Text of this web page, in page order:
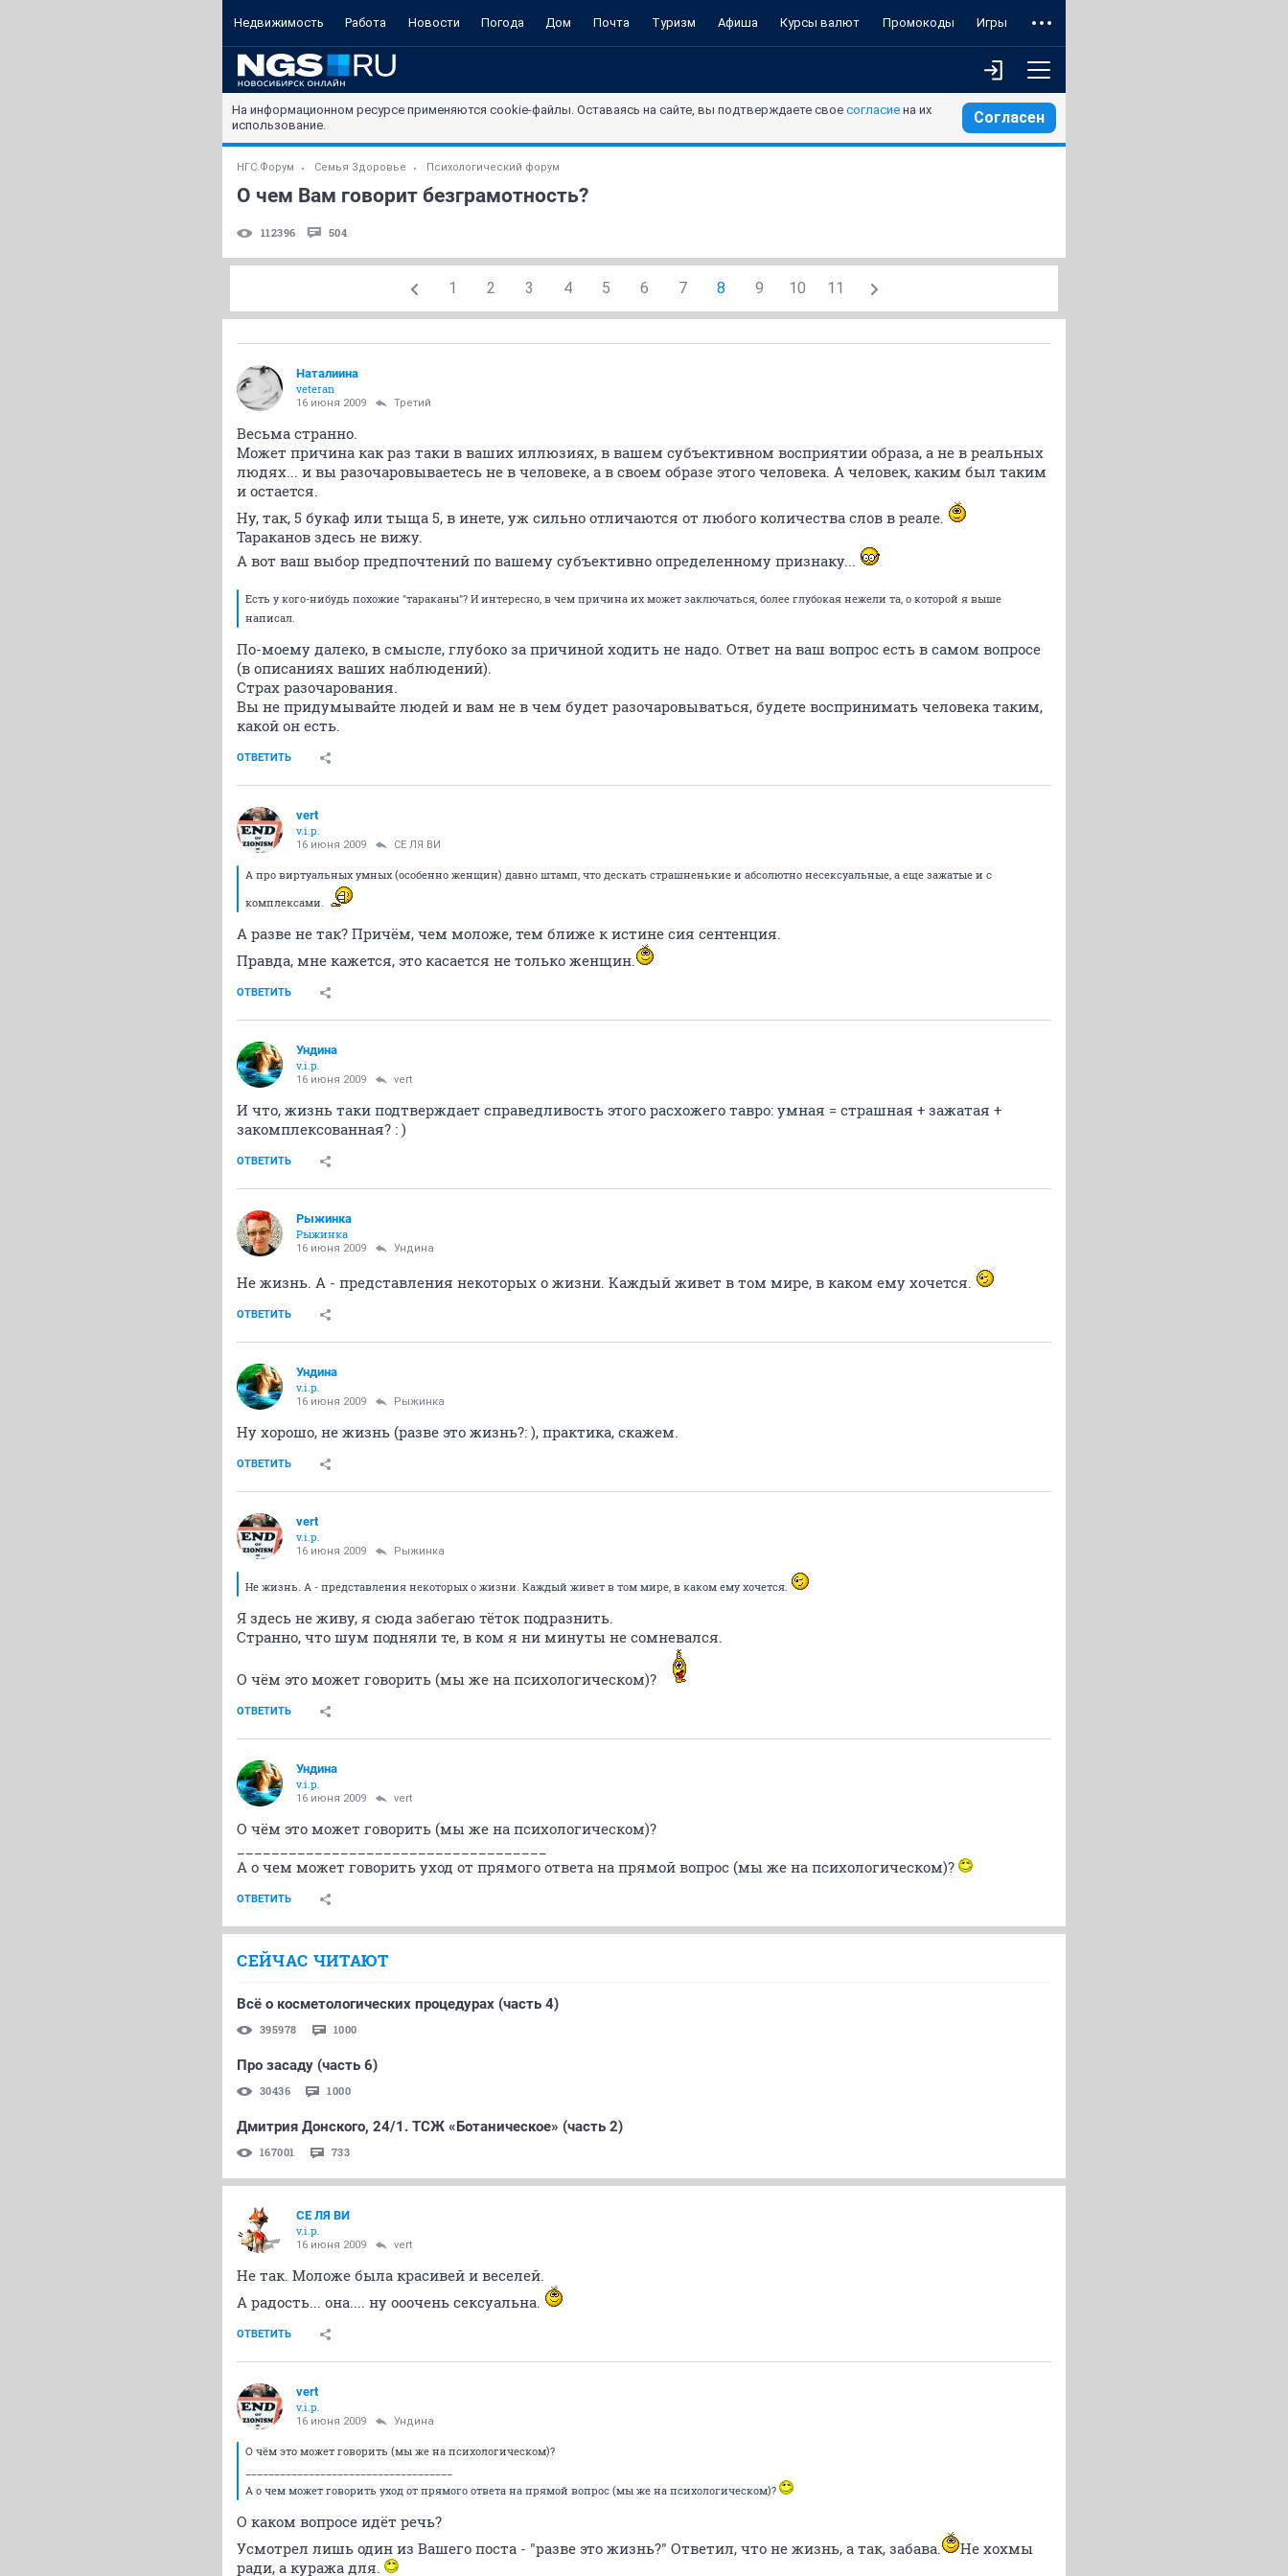
Недвижимость Работа Новости Погода Дом Почта Туризм Афиша Курсы валют Промокоды Игры
На информационном ресурсе применяются cookie-файлы. Оставаясь на сайте, вы подтверждаете свое согласие на их
использование.
Согласен
НГС.Форум Семья Здоровье Психологический форум
О чем Вам говорит безграмотность?
112396 504
1 2 3 4 5 6 7 8 9 10 11
Наталиина
veteran
16 июня 2009 Третий
Весьма странно.
Может причина как раз таки в ваших иллюзиях, в вашем субъективном восприятии образа, а не в реальных
людях... и вы разочаровываетесь не в человеке, а в своем образе этого человека. А человек, каким был таким
и остается.
Ну, так, 5 букаф или тыща 5, в инете, уж сильно отличаются от любого количества слов в реале.
Тараканов здесь не вижу.
А вот ваш выбор предпочтений по вашему субъективно определенному признаку...
Есть у кого-нибудь похожие "тараканы"? И интересно, в чем причина их может заключаться, более глубокая нежели та, о которой я выше
написал.
По-моему далеко, в смысле, глубоко за причиной ходить не надо. Ответ на ваш вопрос есть в самом вопросе
(в описаниях ваших наблюдений).
Страх разочарования.
Вы не придумывайте людей и вам не в чем будет разочаровываться, будете воспринимать человека таким,
какой он есть.
ОТВЕТИТЬ
vert
v.i.p.
16 июня 2009 СЕ ЛЯ ВИ
А про виртуальных умных (особенно женщин) давно штамп, что дескать страшненькие и абсолютно несексуальные, а еще зажатые и с
комплексами.
А разве не так? Причём, чем моложе, тем ближе к истине сия сентенция.
Правда, мне кажется, это касается не только женщин.
ОТВЕТИТЬ
Ундина
v.i.p.
16 июня 2009 vert
И что, жизнь таки подтверждает справедливость этого расхожего тавро: умная = страшная + зажатая +
закомплексованная? : )
ОТВЕТИТЬ
Рыжинка
Рыжинка
16 июня 2009 Ундина
Не жизнь. А - представления некоторых о жизни. Каждый живет в том мире, в каком ему хочется.
ОТВЕТИТЬ
Ундина
v.i.p.
16 июня 2009 Рыжинка
Ну хорошо, не жизнь (разве это жизнь?: ), практика, скажем.
ОТВЕТИТЬ
vert
v.i.p.
16 июня 2009 Рыжинка
Не жизнь. А - представления некоторых о жизни. Каждый живет в том мире, в каком ему хочется.
Я здесь не живу, я сюда забегаю тёток подразнить.
Странно, что шум подняли те, в ком я ни минуты не сомневался.
О чём это может говорить (мы же на психологическом)?
ОТВЕТИТЬ
Ундина
v.i.p.
16 июня 2009 vert
О чём это может говорить (мы же на психологическом)?
А о чем может говорить уход от прямого ответа на прямой вопрос (мы же на психологическом)?
ОТВЕТИТЬ
СЕЙЧАС ЧИТАЮТ
Всё о косметологических процедурах (часть 4)
395978 1000
Про засаду (часть 6)
30436 1000
Дмитрия Донского, 24/1. ТСЖ «Ботаническое» (часть 2)
167001 733
СЕ ЛЯ ВИ
v.i.p.
16 июня 2009 vert
Не так. Моложе была красивей и веселей.
А радость... она.... ну ооочень сексуальна.
ОТВЕТИТЬ
vert
v.i.p.
16 июня 2009 Ундина
О чём это может говорить (мы же на психологическом)?
А о чем может говорить уход от прямого ответа на прямой вопрос (мы же на психологическом)?
О каком вопросе идёт речь?
Усмотрел лишь один из Вашего поста - "разве это жизнь?" Ответил, что не жизнь, а так, забава.
Не хохмы
ради, а куража для.